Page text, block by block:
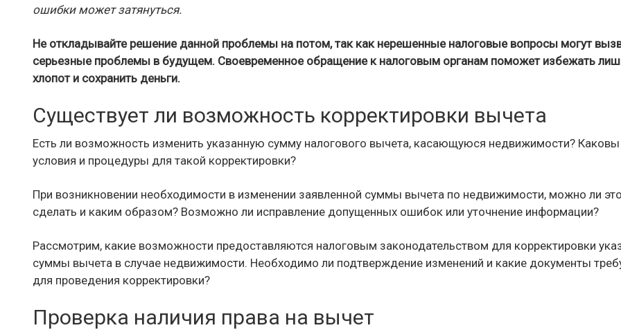
ошибки может затянуться.
Не откладывайте решение данной проблемы на потом, так как нерешенные налоговые вопросы могут
серьезные проблемы в будущем. Своевременное обращение к налоговым органам поможет избежать
хлопот и сохранить деньги.
Существует ли возможность корректировки вычета
Есть ли возможность изменить указанную сумму налогового вычета, касающуюся недвижимости? Каковы
условия и процедуры для такой корректировки?
При возникновении необходимости в изменении заявленной суммы вычета по недвижимости, можно ли это
сделать и каким образом? Возможно ли исправление допущенных ошибок или уточнение информации?
Рассмотрим, какие возможности предоставляются налоговым законодательством для корректировки
суммы вычета в случае недвижимости. Необходимо ли подтверждение изменений и какие документы
для проведения корректировки?
Проверка наличия права на вычет